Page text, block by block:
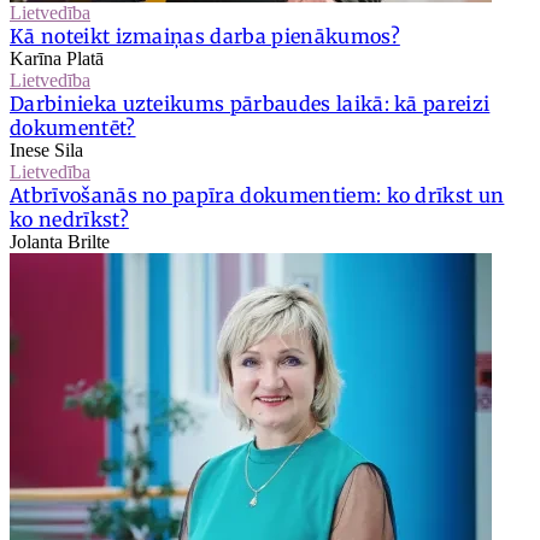
Lietvedība
Kā noteikt izmaiņas darba pienākumos?
Karīna Platā
Lietvedība
Darbinieka uzteikums pārbaudes laikā: kā pareizi
dokumentēt?
Inese Sila
Lietvedība
Atbrīvošanās no papīra dokumentiem: ko drīkst un
ko nedrīkst?
Jolanta Brilte